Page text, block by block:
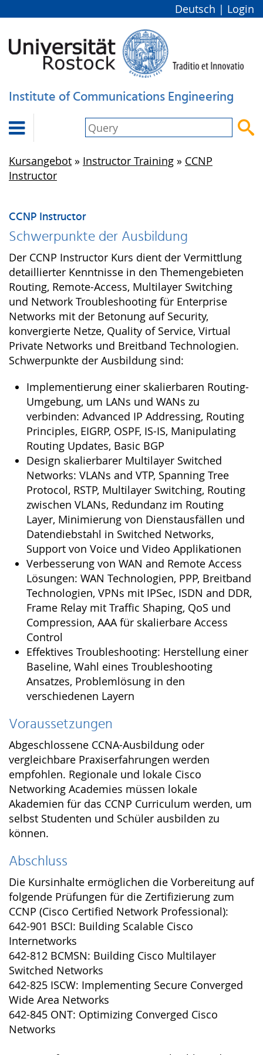
Deutsch | Login
Institute of Communications Engineering
 
Kursangebot » Instructor Training » CCNP
Instructor
CCNP Instructor
Schwerpunkte der Ausbildung
Der CCNP Instructor Kurs dient der Vermittlung
detaillierter Kenntnisse in den Themengebieten
Routing, Remote-Access, Multilayer Switching
und Network Troubleshooting für Enterprise
Networks mit der Betonung auf Security,
konvergierte Netze, Quality of Service, Virtual
Private Networks und Breitband Technologien.
Schwerpunkte der Ausbildung sind:
Implementierung einer skalierbaren Routing-
Umgebung, um LANs und WANs zu
verbinden: Advanced IP Addressing, Routing
Principles, EIGRP, OSPF, IS-IS, Manipulating
Routing Updates, Basic BGP
Design skalierbarer Multilayer Switched
Networks: VLANs and VTP, Spanning Tree
Protocol, RSTP, Multilayer Switching, Routing
zwischen VLANs, Redundanz im Routing
Layer, Minimierung von Dienstausfällen und
Datendiebstahl in Switched Networks,
Support von Voice und Video Applikationen
Verbesserung von WAN and Remote Access
Lösungen: WAN Technologien, PPP, Breitband
Technologien, VPNs mit IPSec, ISDN and DDR,
Frame Relay mit Traffic Shaping, QoS und
Compression, AAA für skalierbare Access
Control
Effektives Troubleshooting: Herstellung einer
Baseline, Wahl eines Troubleshooting
Ansatzes, Problemlösung in den
verschiedenen Layern
Voraussetzungen
Abgeschlossene CCNA-Ausbildung oder
vergleichbare Praxiserfahrungen werden
empfohlen. Regionale und lokale Cisco
Networking Academies müssen lokale
Akademien für das CCNP Curriculum werden, um
selbst Studenten und Schüler ausbilden zu
können.
Abschluss
Die Kursinhalte ermöglichen die Vorbereitung auf
folgende Prüfungen für die Zertifizierung zum
CCNP (Cisco Certified Network Professional):
642-901 BSCI: Building Scalable Cisco
Internetworks
642-812 BCMSN: Building Cisco Multilayer
Switched Networks
642-825 ISCW: Implementing Secure Converged
Wide Area Networks
642-845 ONT: Optimizing Converged Cisco
Networks